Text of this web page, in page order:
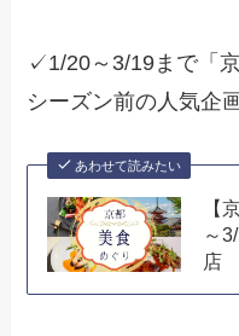
✓1/20～3/19まで「
シーズン前の人気企
あわせて読みたい
【
～
店